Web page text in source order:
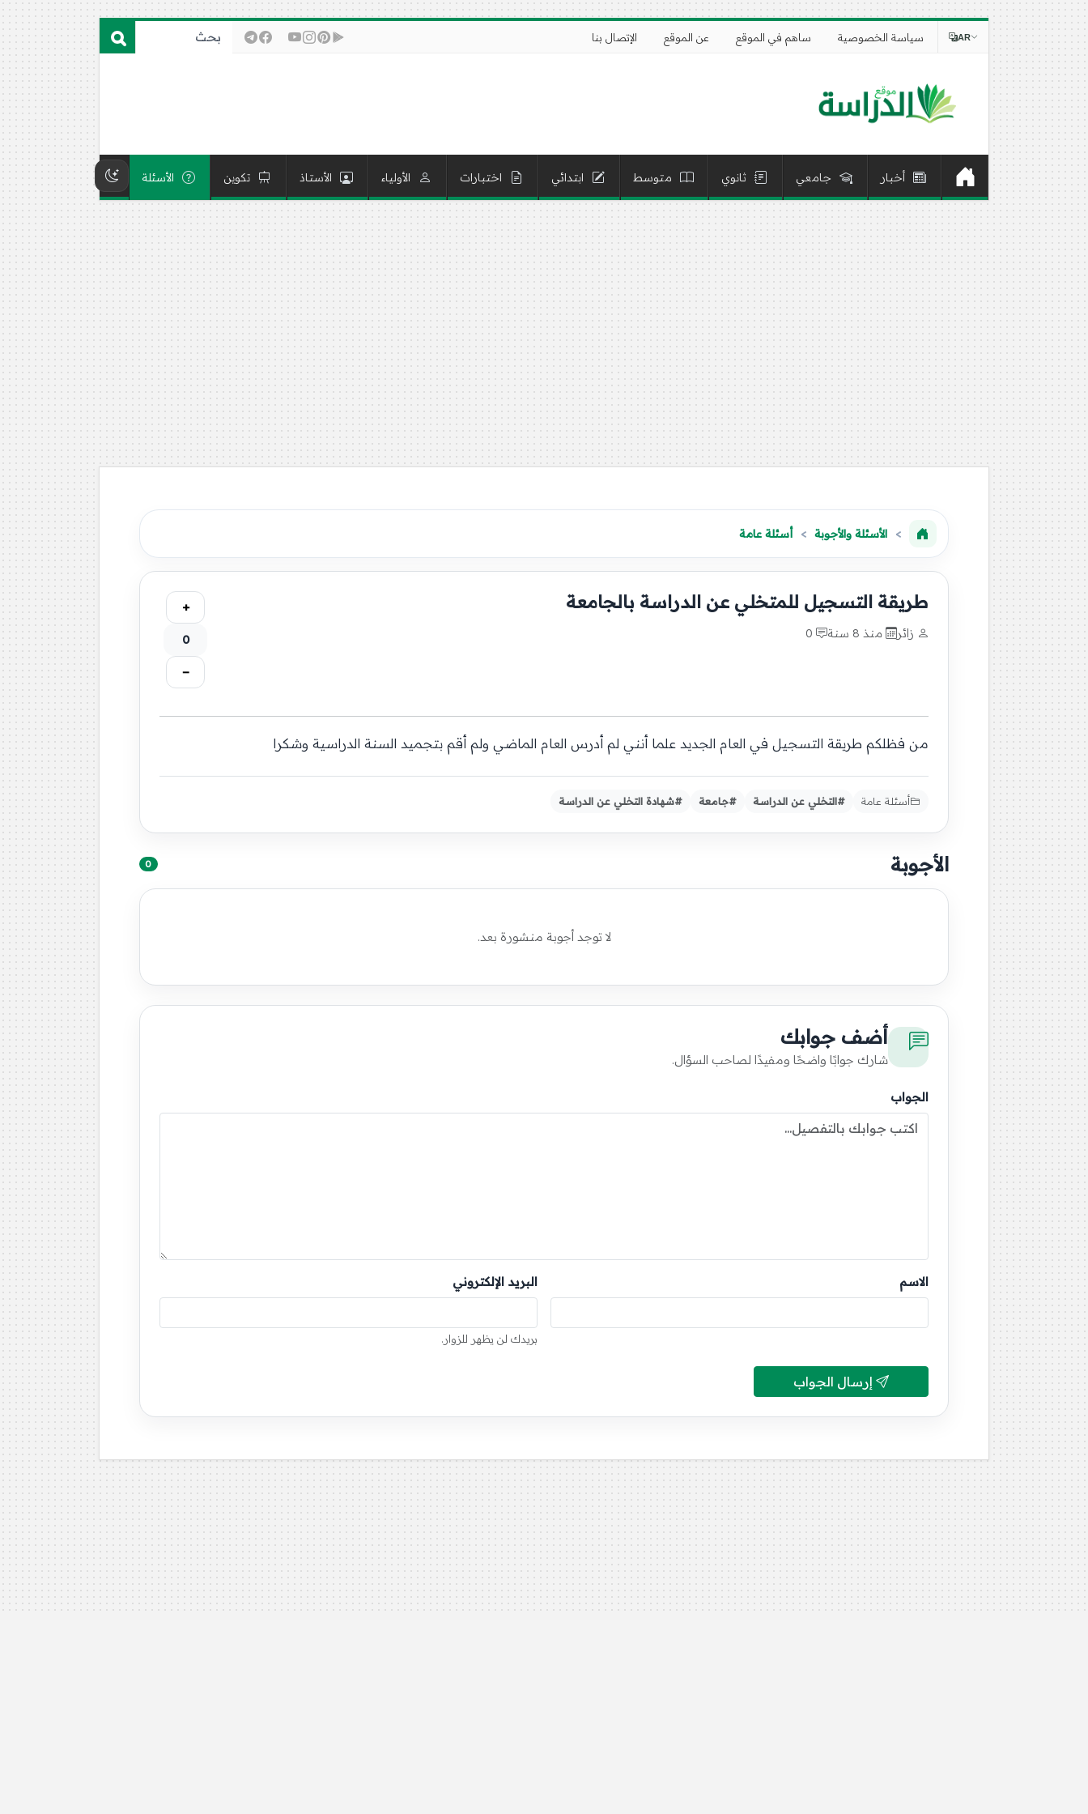
سياسة الخصوصية ساهم في الموقع عن الموقع الإتصال بنا AR
أخبار جامعي ثانوي متوسط ابتدائي اختبارات الأولياء الأستاذ تكوين الأسئلة
الأسئلة والأجوبة أسئلة عامة
طريقة التسجيل للمتخلي عن الدراسة بالجامعة
زائر منذ 8 سنة
+
0
−
من فظلكم طريقة التسجيل في العام الجديد علما أنني لم أدرس العام الماضي ولم أقم بتجميد السنة الدراسية وشكرا
أسئلة عامة #التخلي عن الدراسة #جامعة #شهادة التخلي عن الدراسة
الأجوبة 0
لا توجد أجوبة منشورة بعد.
أضف جوابك
شارك جوابًا واضحًا ومفيدًا لصاحب السؤال.
الجواب
الاسم البريد الإلكتروني
بريدك لن يظهر للزوار.
إرسال الجواب